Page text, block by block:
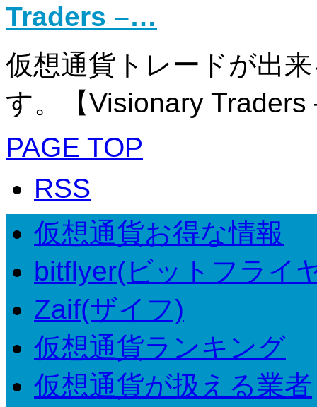
Traders –…
仮想通貨トレードが出
す。【Visionary
PAGE TOP
RSS
仮想通貨お得な情報
bitflyer(ビットフライ
Zaif(ザイフ)
仮想通貨ランキング
仮想通貨が扱える業者